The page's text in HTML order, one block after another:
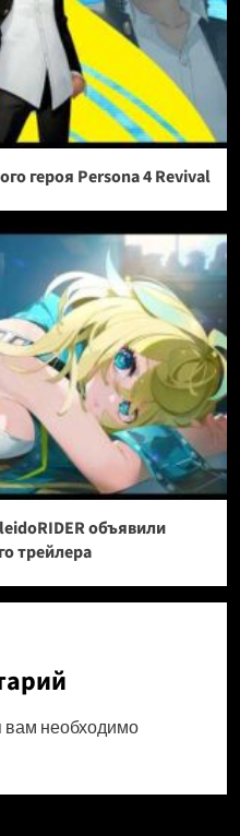
героя Persona 4 Revival
объявили
трейлера
вам необходимо